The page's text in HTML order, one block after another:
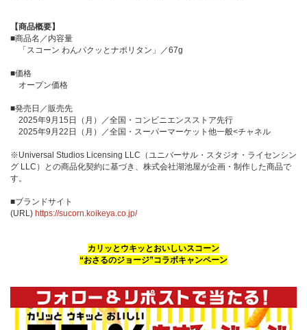
【商品概要】
■商品名／内容量
「スコーン わんパクッとナポリタン」／67g
■価格
オープン価格
■発売日／販売先
2025年9月15日（月）／全国・コンビニエンスストア先行
2025年9月22日（月）／全国・スーパーマーケット他一般<チャネル
※Universal Studios Licensing LLC（ユニバーサル・スタジオ・ライセンシン
グ LLC）との商品化契約に基づき、株式会社湖池屋が企画・制作した商品で
す。
■ブランドサイト
(URL) https://sucorn.koikeya.co.jp/
カリッとウキッとおいしいスコーン
“おさるのジョージ”コラボキャンペーン